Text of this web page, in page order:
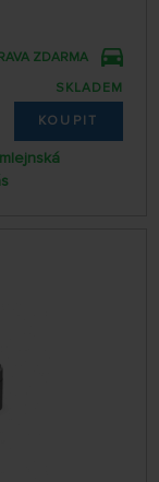
ZDARMA
SKLADEM
KOUPIT